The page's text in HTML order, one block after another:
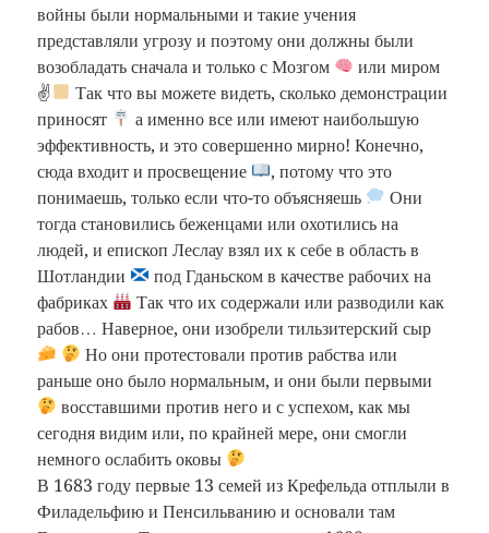
войны были нормальными и такие учения
представляли угрозу и поэтому они должны были
возобладать сначала и только с Мозгом
или миром
✌
Так что вы можете видеть, сколько демонстрации
приносят
а именно все или имеют наибольшую
эффективность, и это совершенно мирно! Конечно,
сюда входит и просвещение
, потому что это
понимаешь, только если что-то объясняешь
Они
тогда становились беженцами или охотились на
людей, и епископ Леслау взял их к себе в область в
Шотландии
под Гданьском в качестве рабочих на
фабриках
Так что их содержали или разводили как
рабов… Наверное, они изобрели тильзитерский сыр
Но они протестовали против рабства или
раньше оно было нормальным, и они были первыми
восставшими против него и с успехом, как мы
сегодня видим или, по крайней мере, они смогли
немного ослабить оковы
В 1683 году первые 13 семей из Крефельда отплыли в
Филадельфию и Пенсильванию и основали там